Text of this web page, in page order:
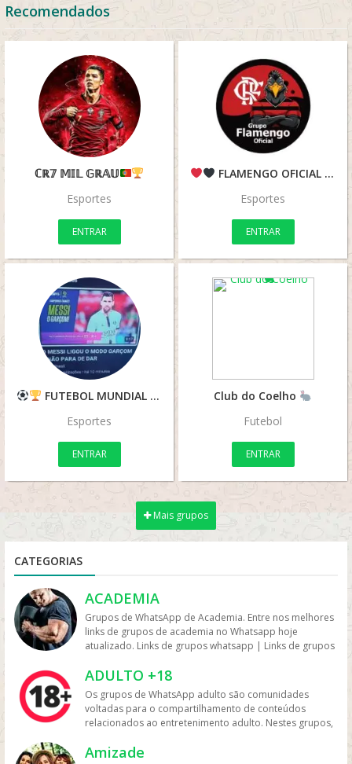
Recomendados
ℂℝ𝟟 𝕄𝕀𝕃 𝔾ℝ𝔸𝕌
Esportes
ENTRAR
FLAMENGO OFICIAL
Esportes
ENTRAR
FUTEBOL MUNDIAL
Esportes
ENTRAR
Club do Coelho
Futebol
ENTRAR
Mais grupos
CATEGORIAS
ACADEMIA
Grupos de WhatsApp de Academia. Entre nos melhores
links de grupos de academia no Whatsapp hoje
atualizado. Links de grupos whatsapp | Links de grupos
de Whatsapp – Link Grupo Whatsapp. Só os melhores
links de grupos do Whatsapp entre agora porque os
links podem expirar. Mas antes compartilhe os grupos
na redes sociais. Conheça os grupos na rede sociais
whatsapp e converse com pessoas porque é tudo de
bom. Interaja com pessoas do brasil inteiro e também
de fora do brasil. Em grupos de whatsapp, entre em
ADULTO +18
Os grupos de WhatsApp adulto são comunidades
voltadas para o compartilhamento de conteúdos
relacionados ao entretenimento adulto. Nestes grupos,
discutir temas como sensualidade, relacionamento e
Amizade